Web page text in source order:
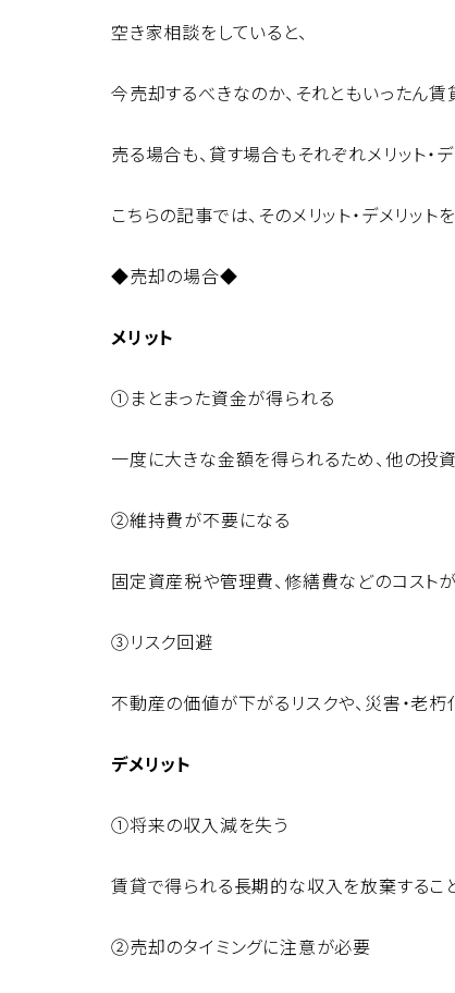
空き家相談をしていると、
今売却するべきなのか、それともいったん賃
売る場合も、貸す場合もそれぞれメリット・
こちらの記事では、そのメリット・デメリット
◆売却の場合◆
メリット
①まとまった資金が得られる
一度に大きな金額を得られるため、他の投
②維持費が不要になる
固定資産税や管理費、修繕費などのコスト
③リスク回避
不動産の価値が下がるリスクや、災害・老
デメリット
①将来の収入減を失う
賃貸で得られる長期的な収入を放棄するこ
②売却のタイミングに注意が必要